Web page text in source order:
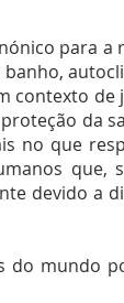
para a
contexto de
da
no que
que,
devido a
do mundo